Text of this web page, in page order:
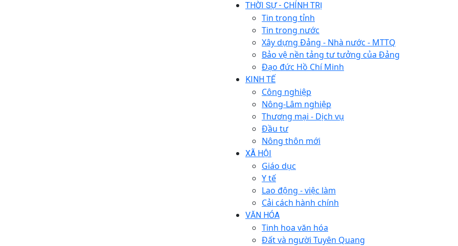
THỜI SỰ - CHÍNH TRỊ
Tin trong tỉnh
Tin trong nước
Xây dựng Đảng - Nhà nước - MTTQ
Bảo vệ nền tảng tư tưởng của Đảng
Đạo đức Hồ Chí Minh
KINH TẾ
Công nghiệp
Nông-Lâm nghiệp
Thương mại - Dịch vụ
Đầu tư
Nông thôn mới
XÃ HỘI
Giáo dục
Y tế
Lao động - việc làm
Cải cách hành chính
VĂN HÓA
Tinh hoa văn hóa
Đất và người Tuyên Quang